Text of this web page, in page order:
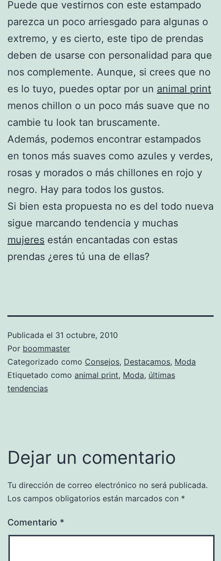
Puede que vestirnos con este estampado
parezca un poco arriesgado para algunas o
extremo, y es cierto, este tipo de prendas
deben de usarse con personalidad para que
nos complemente. Aunque, si crees que no
es lo tuyo, puedes optar por un animal print
menos chillon o un poco más suave que no
cambie tu look tan bruscamente.
Además, podemos encontrar estampados
en tonos más suaves como azules y verdes,
rosas y morados o más chillones en rojo y
negro. Hay para todos los gustos.
Si bien esta propuesta no es del todo nueva
sigue marcando tendencia y muchas
mujeres están encantadas con estas
prendas ¿eres tú una de ellas?
Publicada el 31 octubre, 2010
Por boommaster
Categorizado como Consejos, Destacamos, Moda
Etiquetado como animal print, Moda, últimas
tendencias
Dejar un comentario
Tu dirección de correo electrónico no será publicada.
Los campos obligatorios están marcados con *
Comentario *